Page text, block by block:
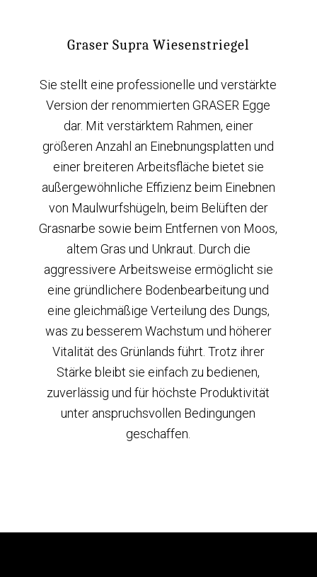
Graser Supra Wiesenstriegel
Sie stellt eine professionelle und verstärkte
Version der renommierten GRASER Egge
dar. Mit verstärktem Rahmen, einer
größeren Anzahl an Einebnungsplatten und
einer breiteren Arbeitsfläche bietet sie
außergewöhnliche Effizienz beim Einebnen
von Maulwurfshügeln, beim Belüften der
Grasnarbe sowie beim Entfernen von Moos,
altem Gras und Unkraut. Durch die
aggressivere Arbeitsweise ermöglicht sie
eine gründlichere Bodenbearbeitung und
eine gleichmäßige Verteilung des Dungs,
was zu besserem Wachstum und höherer
Vitalität des Grünlands führt. Trotz ihrer
Stärke bleibt sie einfach zu bedienen,
zuverlässig und für höchste Produktivität
unter anspruchsvollen Bedingungen
geschaffen.